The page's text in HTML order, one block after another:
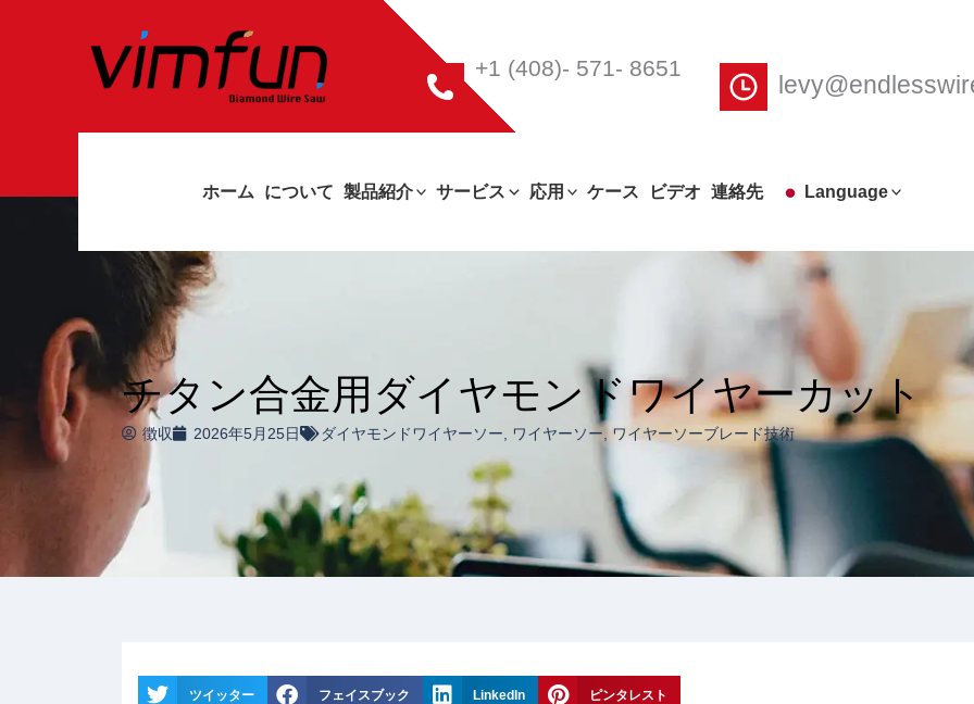
+1 (408)- 571- 8651
ホーム について 製品紹介 サービス 応用 ケース ビデオ 連絡先 Language
チタン合金用ダイヤモンドワイヤーカット
徴収 2026年5月25日 ダイヤモンドワイヤーソー ワイヤーソー ワイヤーソーブレード技術
ツイッター フェイスブック LinkedIn ピンタレスト